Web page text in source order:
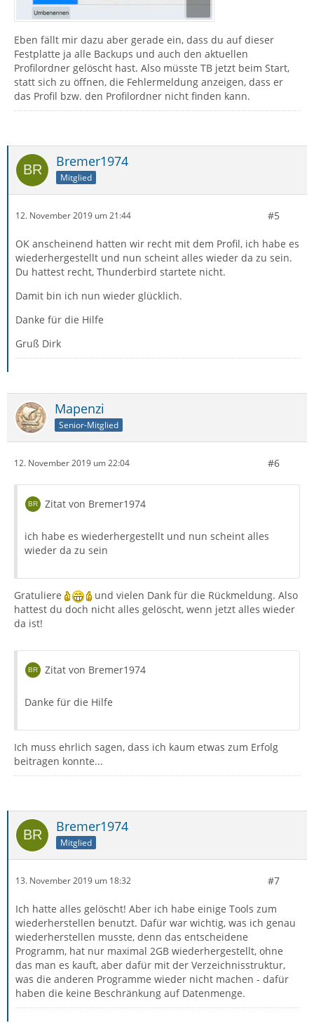
Eben fällt mir dazu aber gerade ein, dass du auf dieser
Festplatte ja alle Backups und auch den aktuellen
Profilordner gelöscht hast. Also müsste TB jetzt beim Start,
statt sich zu öffnen, die Fehlermeldung anzeigen, dass er
das Profil bzw. den Profilordner nicht finden kann.
Bremer1974
Mitglied
12. November 2019 um 21:44 #5
OK anscheinend hatten wir recht mit dem Profil, ich habe es
wiederhergestellt und nun scheint alles wieder da zu sein.
Du hattest recht, Thunderbird startete nicht.
Damit bin ich nun wieder glücklich.
Danke für die Hilfe
Gruß Dirk
Mapenzi
Senior-Mitglied
12. November 2019 um 22:04 #6
Zitat von Bremer1974
ich habe es wiederhergestellt und nun scheint alles
wieder da zu sein
Gratuliere
und vielen Dank für die Rückmeldung. Also
hattest du doch nicht alles gelöscht, wenn jetzt alles wieder
da ist!
Zitat von Bremer1974
Danke für die Hilfe
Ich muss ehrlich sagen, dass ich kaum etwas zum Erfolg
beitragen konnte...
Bremer1974
Mitglied
13. November 2019 um 18:32 #7
Ich hatte alles gelöscht! Aber ich habe einige Tools zum
wiederherstellen benutzt. Dafür war wichtig, was ich genau
wiederherstellen musste, denn das entscheidene
Programm, hat nur maximal 2GB wiederhergestellt, ohne
das man es kauft, aber dafür mit der Verzeichnisstruktur,
was die anderen Programme wieder nicht machen - dafür
haben die keine Beschränkung auf Datenmenge.